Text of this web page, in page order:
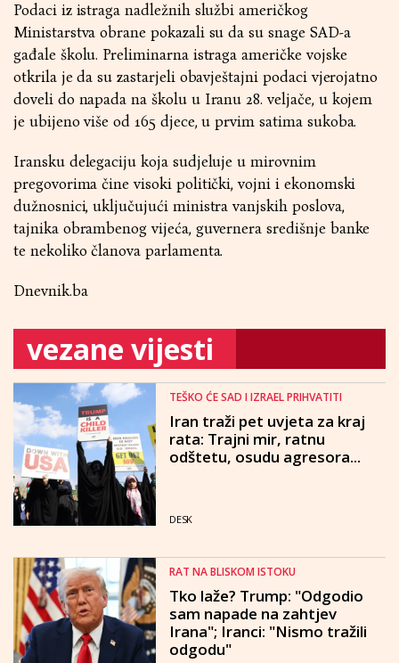
Podaci iz istraga nadležnih službi američkog
Ministarstva obrane pokazali su da su snage SAD-a
gađale školu. Preliminarna istraga američke vojske
otkrila je da su zastarjeli obavještajni podaci vjerojatno
doveli do napada na školu u Iranu 28. veljače, u kojem
je ubijeno više od 165 djece, u prvim satima sukoba.
Iransku delegaciju koja sudjeluje u mirovnim
pregovorima čine visoki politički, vojni i ekonomski
dužnosnici, uključujući ministra vanjskih poslova,
tajnika obrambenog vijeća, guvernera središnje banke
te nekoliko članova parlamenta.
Dnevnik.ba
vezane vijesti
TEŠKO ĆE SAD I IZRAEL PRIHVATITI
Iran traži pet uvjeta za kraj
rata: Trajni mir, ratnu
odštetu, osudu agresora...
DESK
RAT NA BLISKOM ISTOKU
Tko laže? Trump: "Odgodio
sam napade na zahtjev
Irana"; Iranci: "Nismo tražili
odgodu"